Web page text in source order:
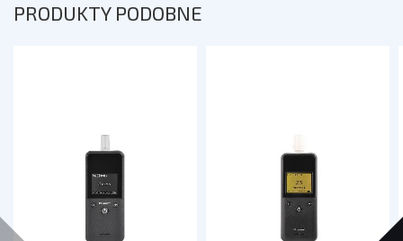
PRODUKTY PODOBNE